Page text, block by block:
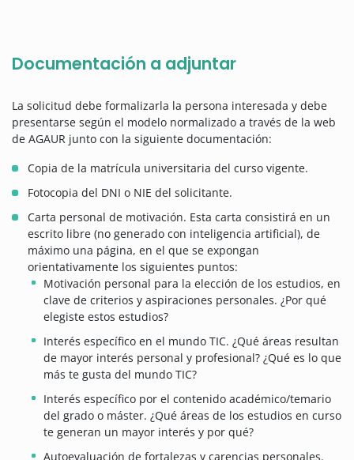
Documentación a adjuntar
La solicitud debe formalizarla la persona interesada y debe
presentarse según el modelo normalizado a través de la web
de AGAUR junto con la siguiente documentación:
Copia de la matrícula universitaria del curso vigente.
Fotocopia del DNI o NIE del solicitante.
Carta personal de motivación. Esta carta consistirá en un
escrito libre (no generado con inteligencia artificial), de
máximo una página, en el que se expongan
orientativamente los siguientes puntos:
Motivación personal para la elección de los estudios, en
clave de criterios y aspiraciones personales. ¿Por qué
elegiste estos estudios?
Interés específico en el mundo TIC. ¿Qué áreas resultan
de mayor interés personal y profesional? ¿Qué es lo que
más te gusta del mundo TIC?
Interés específico por el contenido académico/temario
del grado o máster. ¿Qué áreas de los estudios en curso
te generan un mayor interés y por qué?
Autoevaluación de fortalezas y carencias personales.